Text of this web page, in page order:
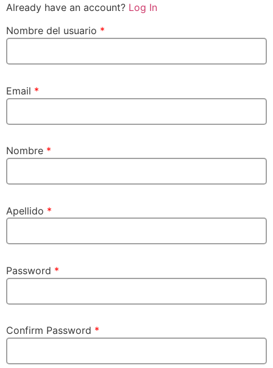
Already have an account? Log In
Nombre del usuario *
Email *
Nombre *
Apellido *
Password *
Confirm Password *